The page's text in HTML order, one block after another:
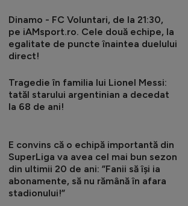
Dinamo - FC Voluntari, de la 21:30,
pe iAMsport.ro. Cele două echipe, la
egalitate de puncte înaintea duelului
direct!
Tragedie în familia lui Lionel Messi:
tatăl starului argentinian a decedat
la 68 de ani!
E convins că o echipă importantă din
SuperLiga va avea cel mai bun sezon
din ultimii 20 de ani: ”Fanii să își ia
abonamente, să nu rămână în afara
stadionului!”